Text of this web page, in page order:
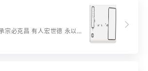
字辈：士可希嘉善 承宗必克昌 有人宏世德 永以应邦祥